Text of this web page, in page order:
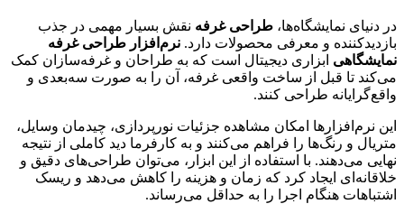
نمایشگاه‌ها،طراحی غرفهنقش بسیار مهمی در جذب
و معرفی محصولات دارد.نرم‌افزار طراحی غرفه
ابزاری دیجیتال است که به طراحان و غرفه‌سازان کمک
تا قبل از ساخت واقعی غرفه، آن را به صورت سه‌بعدی و
طراحی کنند.
امکان مشاهده جزئیات نورپردازی، چیدمان وسایل،
و رنگ‌ها را فراهم می‌کنند و به کارفرما دید کاملی از نتیجه
می‌دهند. با استفاده از این ابزار، می‌توان طراحی‌های دقیق و
ایجاد کرد که زمان و هزینه را کاهش می‌دهد و ریسک
هنگام اجرا را به حداقل می‌رساند.